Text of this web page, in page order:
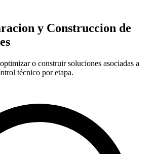
y Construccion de
o construir soluciones asociadas a
técnico por etapa.